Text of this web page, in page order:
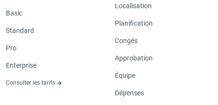
Basic
Standard
Pro
Enterprise
Consulter les tarifs
Localisation
Planification
Congés
Approbation
Équipe
Dépenses